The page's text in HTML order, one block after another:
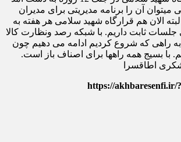
میتوان آن را برنامه مدیریتی برای مدیران
الان هم قرارگاه شهید سلامی هر هفته به
ثابت داریم. با شبکه رصد ونظارت کالا
به راهی که شروع کردیم ادامه می دهیم چون
با بسیج همه راهها برای اصناف باز است.
اطاقسرا
https://akhbaresenfi.ir/